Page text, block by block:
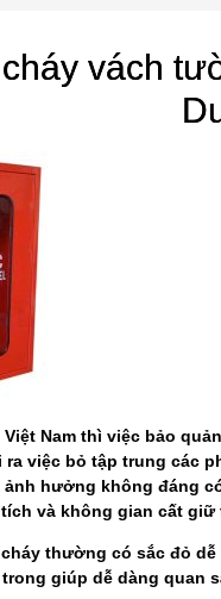
vách
Nam thì việc bảo
việc bỏ tập trung các
hưởng không đáng
và không gian cất giữ
thường có sắc đỏ
giúp dễ dàng quan